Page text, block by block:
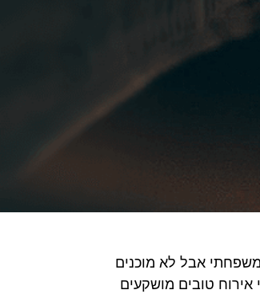
אבל לא מוכנים
טובים מושקעים